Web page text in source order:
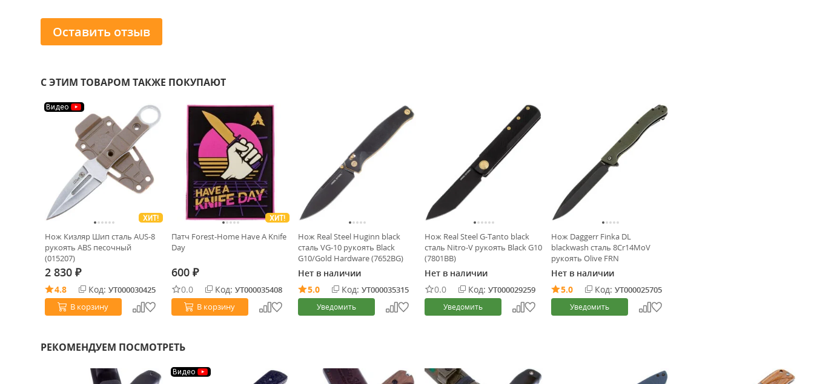
Оставить отзыв
С ЭТИМ ТОВАРОМ ТАКЖЕ ПОКУПАЮТ
Видео
ХИТ!
Нож Кизляр Шип сталь AUS-8
рукоять ABS песочный
(015207)
2 830 ₽
4.8 Код: УТ000030425
В корзину
ХИТ!
Патч Forest-Home Have A Knife
Day
600 ₽
0.0 Код: УТ000035408
В корзину
Нож Real Steel Huginn black
сталь VG-10 рукоять Black
G10/Gold Hardware (7652BG)
Нет в наличии
5.0
Код: УТ000035315
Уведомить
Нож Real Steel G-Tanto black
сталь Nitro-V рукоять Black G10
(7801BB)
Нет в наличии
0.0
Код: УТ000029259
Уведомить
Нож Daggerr Finka DL
blackwash сталь 8Cr14MoV
рукоять Olive FRN
Нет в наличии
5.0
Код: УТ000025705
Уведомить
РЕКОМЕНДУЕМ ПОСМОТРЕТЬ
Видео